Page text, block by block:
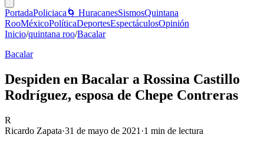
PortadaPoliciaca 🌀 HuracanesSismosQuintana
RooMéxicoPolíticaDeportesEspectáculosOpinión
Inicio/quintana roo/Bacalar
Bacalar
Despiden en Bacalar a Rossina Castillo
Rodríguez, esposa de Chepe Contreras
R
Ricardo Zapata·31 de mayo de 2021 ·1 min de lectura